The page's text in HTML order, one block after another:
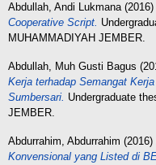
Abdullah, Andi Lukmana(2016)
Cooperative Script.
MUHAMMADIYAH JEMBER.
Abdullah, Muh Gusti Bagus
Kerja terhadap Semangat
Sumbersari. Undergraduate
JEMBER.
Abdurrahim, Abdurrahim (2016)
Konvensional yang Listed di